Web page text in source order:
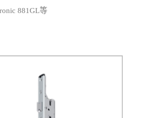
881GL等